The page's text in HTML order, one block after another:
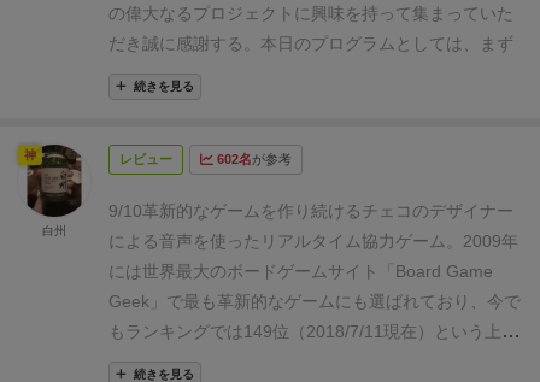
の偉大なるプロジェクトに興味を持って集まっていた
だき誠に感謝する。本日のプログラムとしては、まず
このプロジェクトの概要を大まかに説明した後、
候補希望者に対して私が
くまとめたものとなっており、一部不快な内容を含ん
などは決して送ってこないように。
また今回は最後ま
でこのテンションで話をしていくので心して聞いて欲
しい。なお、気分が悪くなったものは後ろのハッチか
ら静かに退室してくれ。
では始めようか。 ＜概要＞本
作「 スペースアラート」は、プレイヤー達がレトロフ
ューチャーな宇宙探査船の乗組員となり、次々と襲い
続きを見る
レビュー 602名が参考
9/10革新的なゲームを作り続けるチェコのデザイナー
による音声を使ったリアルタイム協力ゲーム。 2009年
には世界最大のボードゲームサイト「Board Game
Geek」で最も革新的なゲームにも選ばれており、今で
もランキングでは149位（2018/7/11現在）という上位
に君臨している。
続きを見る
神
白州